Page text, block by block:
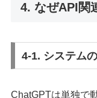
4. なぜAPI関
4-1. システム
ChatGPTは単独で